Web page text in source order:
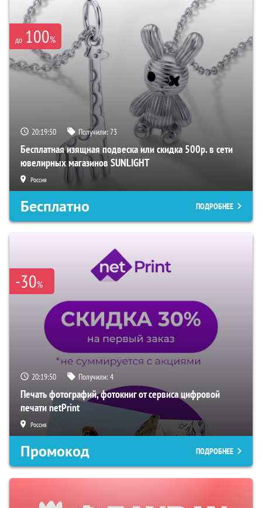
до 100%
20:19:49 Получили:73
Бесплатная изящная подвеска или скидка 500р. в сети
ювелирных магазинов SUNLIGHT
Россия
Бесплатно ПОДРОБНЕЕ
-30%
20:19:49 Получили:4
Печать фотографий, фотокниг от сервиса цифровой
печати netPrint
Россия
Промокод ПОДРОБНЕЕ